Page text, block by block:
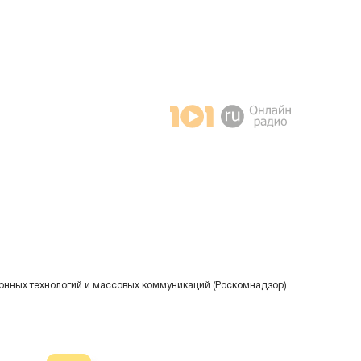
технологий и массовых коммуникаций (Роскомнадзор).